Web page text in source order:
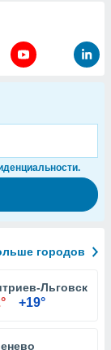
городов
Льговский
+19°